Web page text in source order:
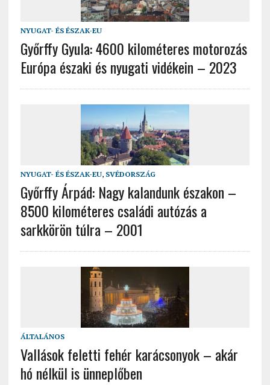
NYUGAT- ÉS ÉSZAK-EU
Győrffy Gyula: 4600 kilométeres motorozás
Európa északi és nyugati vidékein – 2023
NYUGAT- ÉS ÉSZAK-EU, SVÉDORSZÁG
Győrffy Árpád: Nagy kalandunk északon –
8500 kilométeres családi autózás a
sarkkörön túlra – 2001
ÁLTALÁNOS
Vallások feletti fehér karácsonyok – akár
hó nélkül is ünneplőben